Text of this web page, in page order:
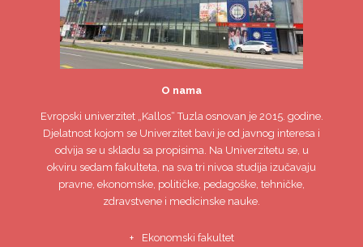
O nama
Evropski univerzitet„Kallos“ Tuzla osnovan je 2015. godine.
Djelatnost kojom se Univerzitet bavi je od javnog interesa i
odvija se u skladu sa propisima. Na Univerzitetu se, u
okviru sedam fakulteta, na sva tri nivoa studija izučavaju
pravne, ekonomske, političke, pedagoške, tehničke,
zdravstvene i medicinske nauke.
Ekonomski fakultet